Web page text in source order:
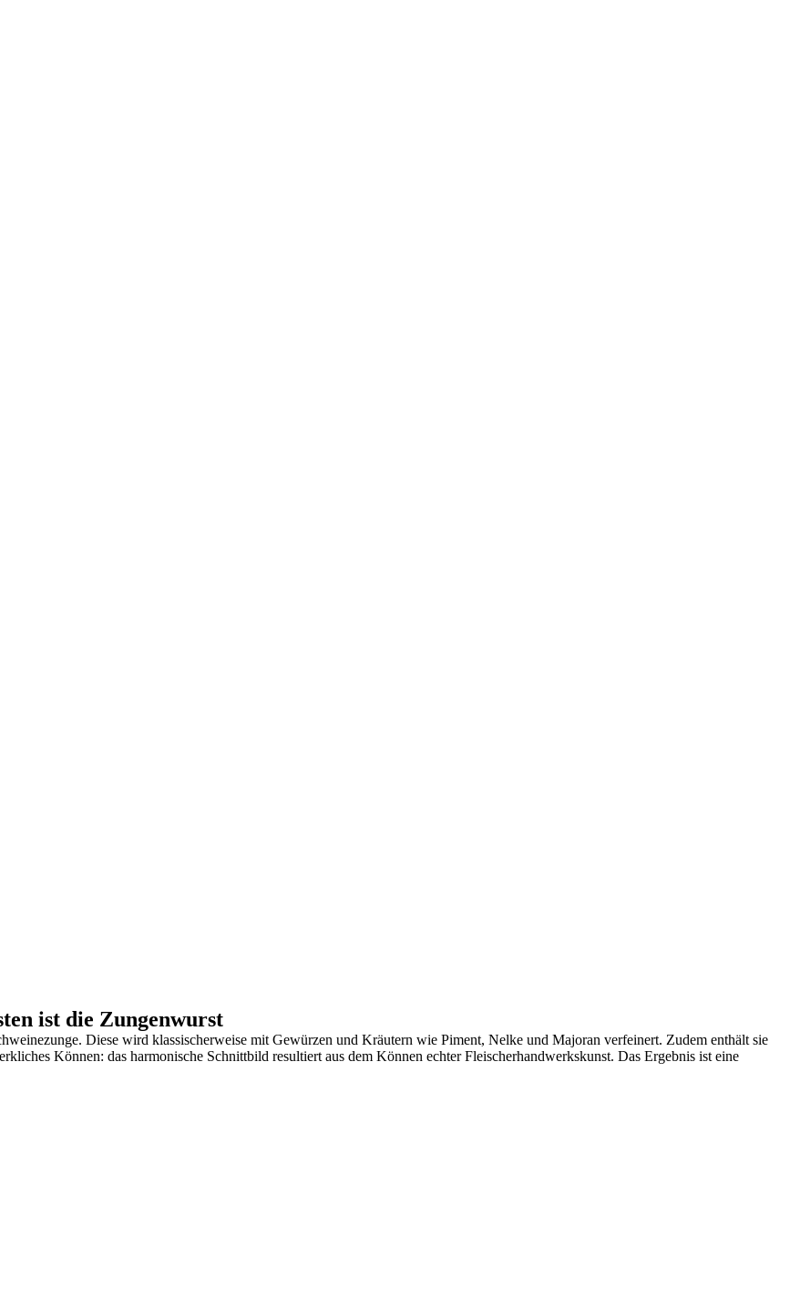
ist die Zungenwurst
Diese wird klassischerweise mit Gewürzen und Kräutern wie Piment, Nelke und Majoran verfeinert. Zudem enthält sie
Können: das harmonische Schnittbild resultiert aus dem Können echter Fleischerhandwerkskunst. Das Ergebnis ist eine